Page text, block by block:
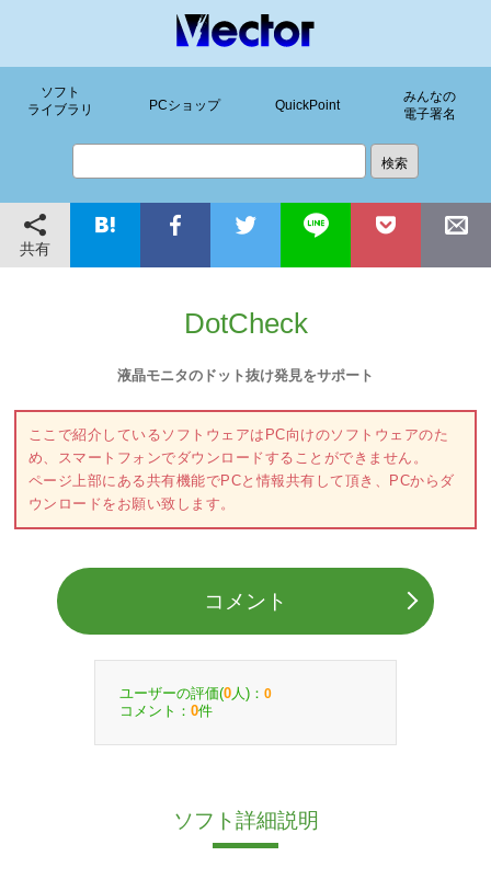
ソフト
ライブラリ
PCショップ QuickPoint
みんなの
電子署名
共有
DotCheck
液晶モニタのドット抜け発見をサポート
ここで紹介しているソフトウェアはPC向けのソフトウェアのた
め、スマートフォンでダウンロードすることができません。
ページ上部にある共有機能でPCと情報共有して頂き、PCからダ
ウンロードをお願い致します。
コメント
ユーザーの評価(0 人)： 0
コメント： 0件
ソフト詳細説明